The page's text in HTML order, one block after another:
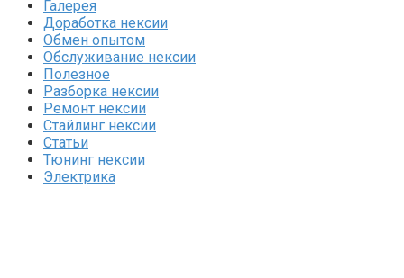
Галерея
Доработка нексии
Обмен опытом
Обслуживание нексии
Полезное
Разборка нексии
Ремонт нексии
Стайлинг нексии
Статьи
Тюнинг нексии
Электрика